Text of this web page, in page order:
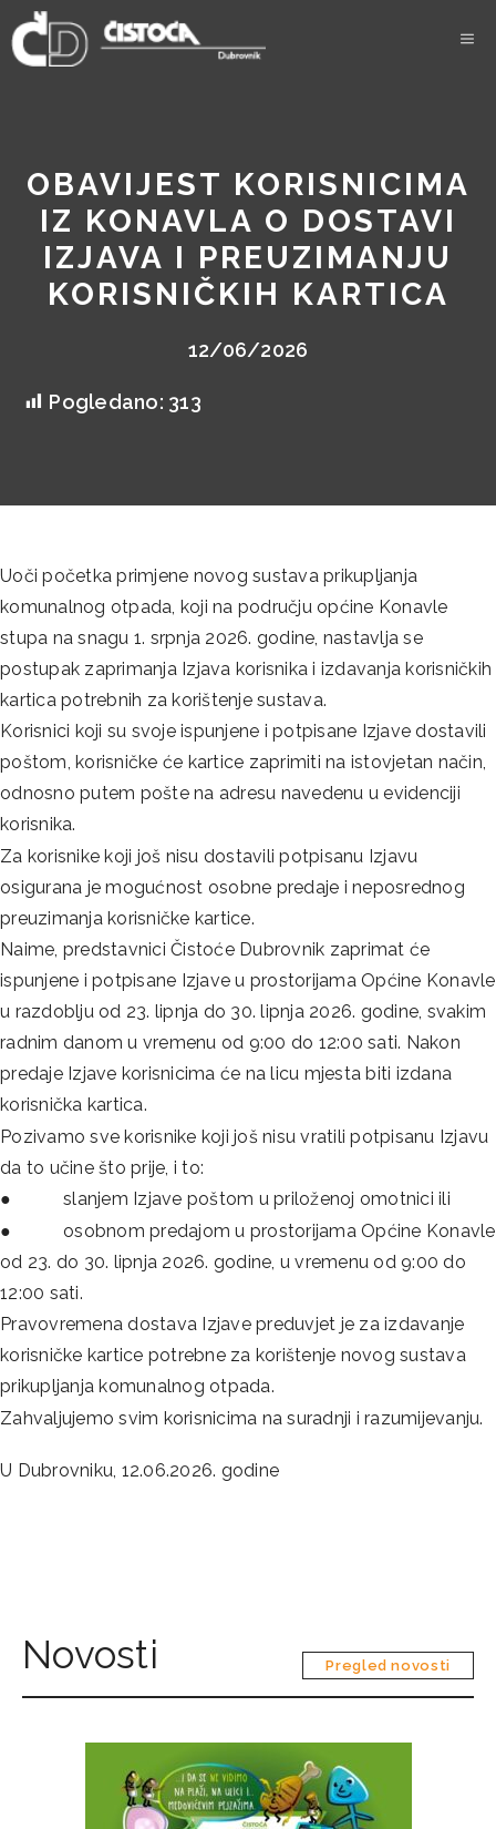
Skip
to
OBAVIJEST KORISNICIMA
IZ KONAVLA O DOSTAVI
IZJAVA I PREUZIMANJU
KORISNIČKIH KARTICA
12/06/2026
Pogledano: 313
Uoči početka primjene novog sustava prikupljanja
komunalnog otpada, koji na području općine Konavle
stupa na snagu 1. srpnja 2026. godine, nastavlja se
postupak zaprimanja Izjava korisnika i izdavanja korisničkih
kartica potrebnih za korištenje sustava.
Korisnici koji su svoje ispunjene i potpisane Izjave dostavili
poštom, korisničke će kartice zaprimiti na istovjetan način,
odnosno putem pošte na adresu navedenu u evidenciji
korisnika.
Za korisnike koji još nisu dostavili potpisanu Izjavu
osigurana je mogućnost osobne predaje i neposrednog
preuzimanja korisničke kartice.
Naime, predstavnici Čistoće Dubrovnik zaprimat će
ispunjene i potpisane Izjave u prostorijama Općine Konavle
u razdoblju od 23. lipnja do 30. lipnja 2026. godine, svakim
radnim danom u vremenu od 9:00 do 12:00 sati. Nakon
predaje Izjave korisnicima će na licu mjesta biti izdana
korisnička kartica.
Pozivamo sve korisnike koji još nisu vratili potpisanu Izjavu
da to učine što prije, i to:
● slanjem Izjave poštom u priloženoj omotnici ili
● osobnom predajom u prostorijama Općine Konavle
od 23. do 30. lipnja 2026. godine, u vremenu od 9:00 do
12:00 sati.
Pravovremena dostava Izjave preduvjet je za izdavanje
korisničke kartice potrebne za korištenje novog sustava
prikupljanja komunalnog otpada.
Zahvaljujemo svim korisnicima na suradnji i razumijevanju.
U Dubrovniku, 12.06.2026. godine
Novosti Pregled novosti